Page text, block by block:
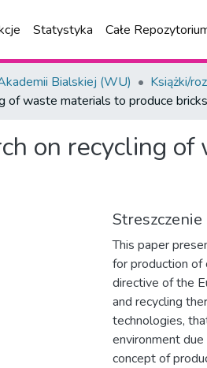
Statystyka Całe
Bialskiej (WU)
Książki/
of waste materials to produce
on recycling
Streszczenie
This paper
for production of
directive of the
and recycling
technologies,
environment
concept of